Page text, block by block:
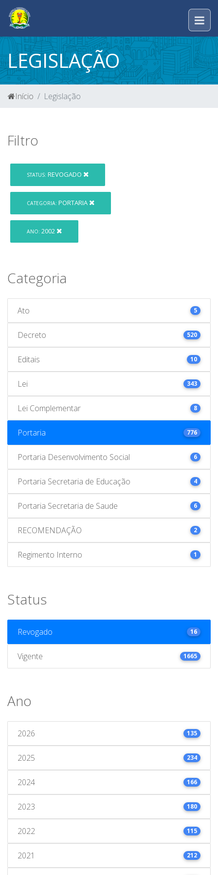
LEGISLAÇÃO
Início Legislação
Filtro
STATUS: REVOGADO
CATEGORIA: PORTARIA
ANO: 2002
Categoria
Ato 5
Decreto 520
Editais 10
Lei 343
Lei Complementar 8
Portaria 776
Portaria Desenvolvimento Social 6
Portaria Secretaria de Educação 4
Portaria Secretaria de Saude 6
RECOMENDAÇÃO 2
Regimento Interno 1
Status
Revogado 16
Vigente 1665
Ano
2026 135
2025 234
2024 166
2023 180
2022 115
2021 212